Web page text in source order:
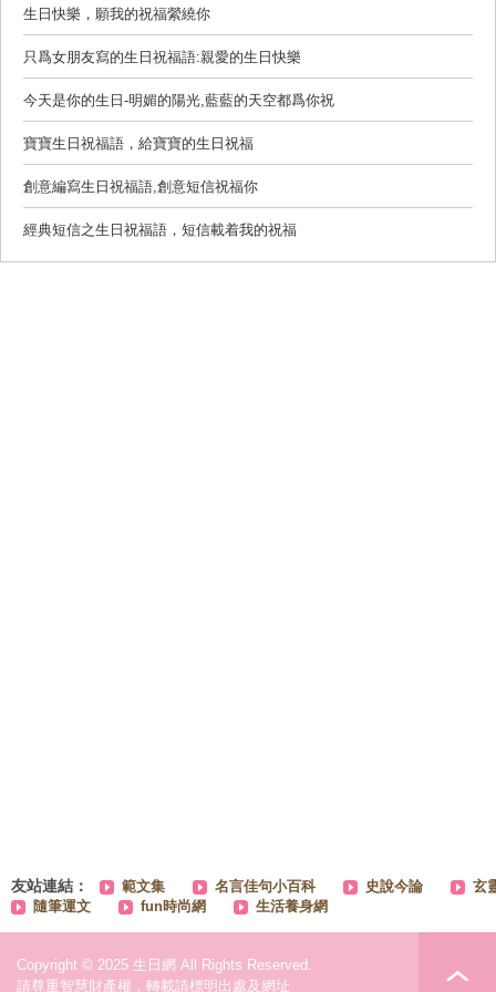
生日快樂，願我的祝福縈繞你
只爲女朋友寫的生日祝福語:親愛的生日快樂
今天是你的生日-明媚的陽光,藍藍的天空都爲你祝
寶寶生日祝福語，給寶寶的生日祝福
創意編寫生日祝福語,創意短信祝福你
經典短信之生日祝福語，短信載着我的祝福
友站連結： 範文集 名言佳句小百科 史說今論
玄
隨筆運文
fun時尚網 生活養身網
Copyright © 2025 生日網 All Rights Reserved.
請尊重智慧財產權，轉載請標明出處及網址